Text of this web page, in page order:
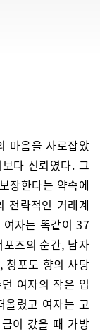
마음을 사로잡았
다 신뢰였다. 그
장한다는 약속에
전략적인 거래계
여자는 똑같이 37
즈의 순간, 남자
청포도 향의 사탕
여자의 작은 입
올렸고 여자는 고
이 갔을 때 가방